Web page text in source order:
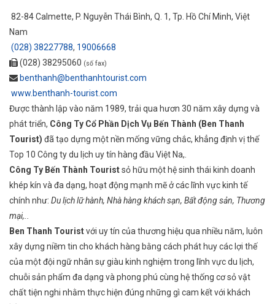
82-84 Calmette, P. Nguyễn Thái Bình, Q. 1, Tp. Hồ Chí Minh, Việt
Nam
(028) 38227788, 19006668
(028) 38295060 (số fax)
benthanh@benthanhtourist.com
www.benthanh-tourist.com
Được thành lập vào năm 1989, trải qua hươn 30 năm xây dựng và
phát triển, Công Ty Cổ Phần Dịch Vụ Bến Thành (Ben Thanh
Tourist) đã tạo dựng một nền mống vững chắc, khẳng định vị thế
Top 10 Công ty du lịch uy tín hàng đầu Việt Na,.
Công Ty Bến Thành Touristsỏ hữu một hệ sinh thái kinh doanh
khép kín và đa dạng, hoạt động mạnh mẽ ở các lĩnh vực kinh tế
chính như: Du lịch lữ hành, Nhà hàng khách sạn, Bất động sản, Thương
mại,..
Ben Thanh Touristvới uy tín của thương hiệu qua nhiều năm, luôn
xây dựng niềm tin cho khách hàng bằng cách phát huy các lợi thế
của một đội ngữ nhân sự giàu kinh nghiệm trong lĩnh vực du lịch,
chuỗi sản phẩm đa dạng và phong phú cùng hệ thống cơ sỏ vật
chất tiện nghi nhằm thực hiện đúng những gì cam kết với khách